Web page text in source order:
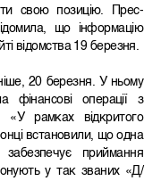
свою позицію. Прес-
що інформацію
відомства 19 березня.
20 березня. У ньому
фінансові операції з
«У рамках відкритого
встановили, що одна
приймання
у так званих «Д/